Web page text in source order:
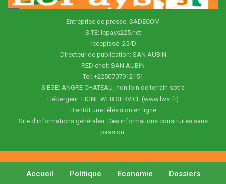
Entreprise de presse: SADECOM
SITE: lepays225.net
recepissé: 25/D
Directeur de publication: SAN AUBIN
RED'chef: SAN AUBIN
Tel: +2250707912151
SIEGE: ANGRE CHATEAU, non loin de terrain sotra
Hébergeur: LIGNE WEB SERVICE (www.lws.fr)
Bientôt une télévision en ligne
Site d'informations générales. Des informations construites sans
passion.
Accueil Politique Economie Dossiers